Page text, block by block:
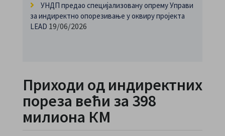
УНДП предао специјализовану опрему Управи
за индиректно опорезивање у оквиру пројекта
LEAD 19/06/2026
Приходи од индиректних
пореза већи за 398
милиона КМ